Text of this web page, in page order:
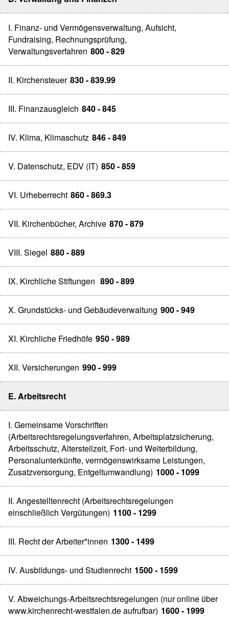
I. Finanz- und Vermögensverwaltung, Aufsicht,
Fundraising, Rechnungsprüfung,
Verwaltungsverfahren 800 - 829
II. Kirchensteuer 830 - 839.99
III. Finanzausgleich 840 - 845
IV. Klima, Klimaschutz 846 - 849
V. Datenschutz, EDV (IT) 850 - 859
VI. Urheberrecht 860 - 869.3
VII. Kirchenbücher, Archive 870 - 879
VIII. Siegel 880 - 889
IX. Kirchliche Stiftungen 890 - 899
X. Grundstücks- und Gebäudeverwaltung 900 - 949
XI. Kirchliche Friedhöfe 950 - 989
XII. Versicherungen 990 - 999
E. Arbeitsrecht
I. Gemeinsame Vorschriften
(Arbeitsrechtsregelungsverfahren, Arbeitsplatzsicherung,
Arbeitsschutz, Altersteilzeit, Fort- und Weiterbildung,
Personalunterkünfte, vermögenswirksame Leistungen,
Zusatzversorgung, Entgeltumwandlung) 1000 - 1099
II. Angestelltenrecht (Arbeitsrechtsregelungen
einschließlich Vergütungen) 1100 - 1299
III. Recht der Arbeiter*innen 1300 - 1499
IV. Ausbildungs- und Studienrecht 1500 - 1599
V. Abweichungs-Arbeitsrechtsregelungen (nur online über
www.kirchenrecht-westfalen.de aufrufbar) 1600 - 1999